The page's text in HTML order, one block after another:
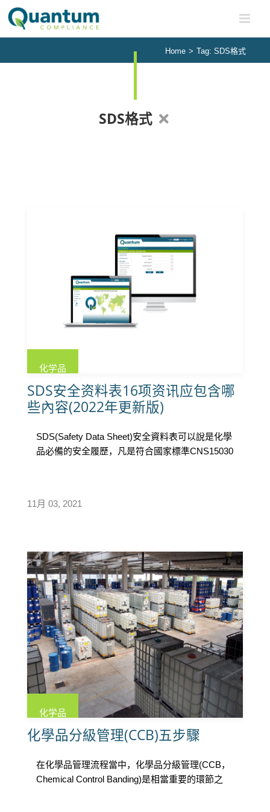
Skip
content
Home > Tag: SDS格式
SDS格式
化学品
SDS安全资料表16项资讯应包含哪
些內容(2022年更新版)
11月 03, 2021
SDS(Safety Data Sheet)安全資料表可以說是化學
品必備的安全履歷，凡是符合國家標準CNS15030
訊息量
化学品
化學品分級管理(CCB)五步驟
在化學品管理流程當中，化學品分級管理(CCB，
Chemical Control Banding)是相當重要的環節之